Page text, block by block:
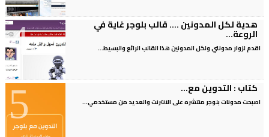
هدية لكل المدونين .... قالب بلوجر غاية في
الروعة...
اقدم لزوار مدونتي ولكل المدونين هذا القالب الرائع والبسيط...
كتاب : التدوين مع...
اصبحت مدونات بلوجر منتشره على الانترنت والعديد من مستخدمي...